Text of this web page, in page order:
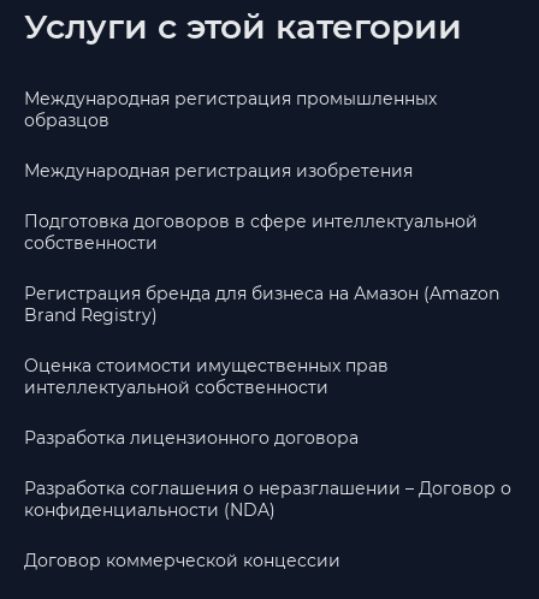
Услуги с этой категории
Международная регистрация промышленных
образцов
Международная регистрация изобретения
Подготовка договоров в сфере интеллектуальной
собственности
Регистрация бренда для бизнеса на Амазон (Amazon
Brand Registry)
Оценка стоимости имущественных прав
интеллектуальной собственности
Разработка лицензионного договора
Разработка соглашения о неразглашении – Договор о
конфиденциальности (NDA)
Договор коммерческой концессии